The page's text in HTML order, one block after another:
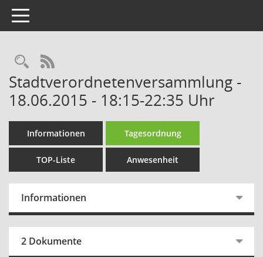
Toggle navigation
Rechercheauswahl
RSS-Feed
Stadtverordnetenversammlung -
18.06.2015 - 18:15-22:35 Uhr
Informationen Tagesordnung
TOP-Liste Anwesenheit
Informationen
2 Dokumente